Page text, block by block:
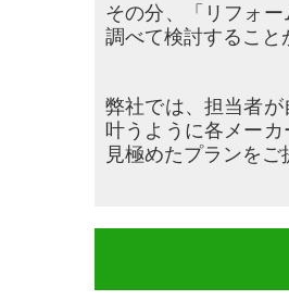
その分、「リフォ
調べて検討すること
弊社では、担当者
叶うように各メーカ
見極めたプランをご